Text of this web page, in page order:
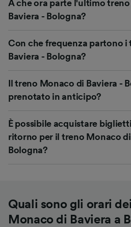
A che ora parte l'ultimo
Baviera - Bologna?
Con che frequenza partono i
Baviera - Bologna?
Il treno Monaco di Baviera -
prenotato in anticipo?
È possibile acquistare
ritorno per il treno Monaco di
Bologna?
Quali sono gli orari
Monaco di Baviera a